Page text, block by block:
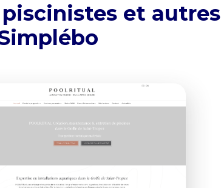
et autres